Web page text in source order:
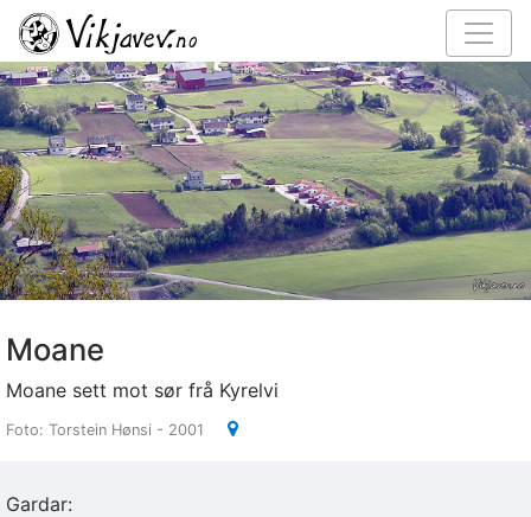
Moane
Moane sett mot sør frå Kyrelvi
Foto: Torstein Hønsi - 2001
Gardar: